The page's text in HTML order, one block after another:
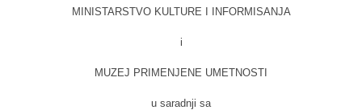
MINISTARSTVO KULTURE I INFORMISANJA
i
MUZEJ PRIMENJENE UMETNOSTI
u saradnji sa